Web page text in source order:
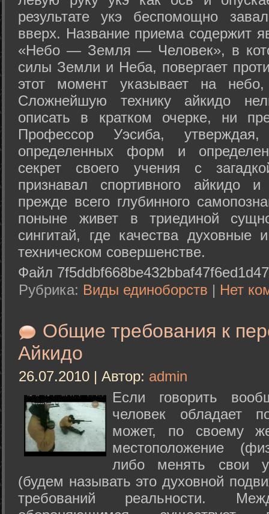
результате укэ беспомощно
вверх. Название приема содержит
«Небо — Земля — Человек», в
силы Земли и Неба, повергает
этот момент указывает на
Сложнейшую технику айкидо
описать в кратком очерке, ни
Профессор Уэсиба,
определенных форм и
секрет своего учения с
признавал спортивного айкидо
прежде всего глубинного
поныне живет в триединой
сингитай, где качества духовные
техническом совершенстве.
Файл
Рубрика: Виды единоборств | Нет
Общие требования к
Айкидо
26.07.2010 | Автор: admin
Если говорить
человек обладает
может, по своему
местоположение
либо менять свои
(будем называть это духовной
требований реальности.